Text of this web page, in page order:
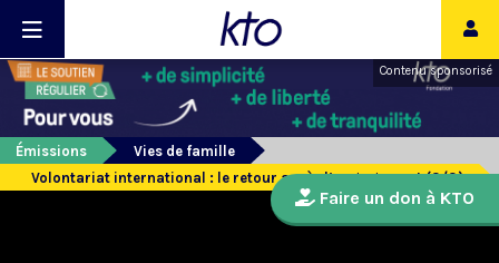
Contenu sponsorisé
Émissions
Vies de famille
Volontariat international : le retour après l’engagement (3/3)
Faire un don à KTO